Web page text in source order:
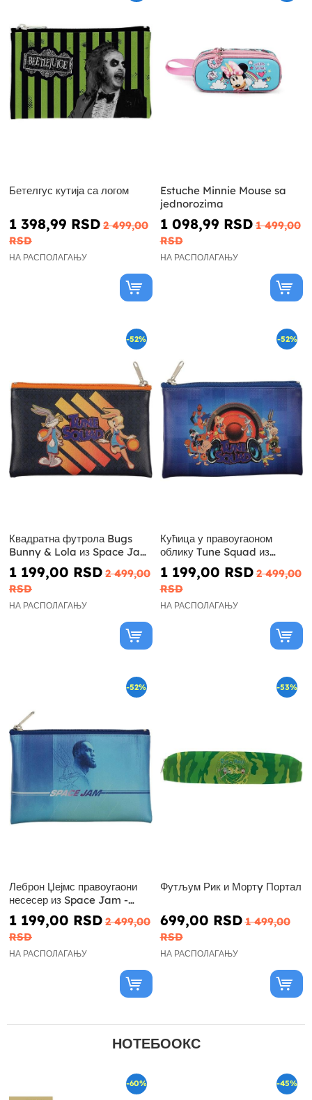
Бетелгус кутија са логом
1 398,99 RSD 2 499,00
RSD
НА РАСПОЛАГАЊУ
Estuche Minnie Mouse sa
jednorozima
1 098,99 RSD 1 499,00
RSD
НА РАСПОЛАГАЊУ
-52%
Квадратна футрола Bugs
Bunny & Lola из Space Jam
- Looney Tunes
1 199,00 RSD 2 499,00
RSD
НА РАСПОЛАГАЊУ
-52%
Кућица у правоугаоном
облику Tune Squad из
Space Jam - Looney Tunes
1 199,00 RSD 2 499,00
RSD
НА РАСПОЛАГАЊУ
-52%
Леброн Џејмс правоугаони
несесер из Space Jam -
Луни Тунс
1 199,00 RSD 2 499,00
RSD
НА РАСПОЛАГАЊУ
-53%
Футљум Рик и Мортy Портал
699,00 RSD 1 499,00
RSD
НА РАСПОЛАГАЊУ
НОТЕБООКС
-60% -45%